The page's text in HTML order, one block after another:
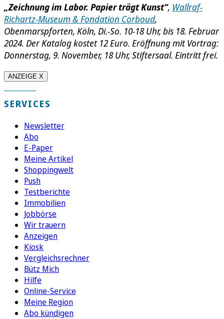
„Zeichnung im Labor. Papier trägt Kunst“, Wallraf-
Richartz-Museum & Fondation Corboud,
Obenmarspforten, Köln, Di.-So. 10-18 Uhr, bis 18. Februar
2024. Der Katalog kostet 12 Euro. Eröffnung mit Vortrag:
Donnerstag, 9. November, 18 Uhr, Stiftersaal. Eintritt frei.
ANZEIGE X
SERVICES
Newsletter
Abo
E-Paper
Meine Artikel
Shoppingwelt
Push
Testberichte
Immobilien
Jobbörse
Wir trauern
Anzeigen
Kiosk
Vergleichsrechner
Bütz Mich
Hilfe
Online-Service
Meine Region
Abo kündigen